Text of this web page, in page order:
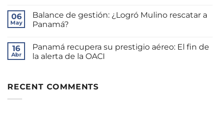
de
Washington:
Trump
nueva
era
para
comentarios
en
Por
no
es
un
empobrecido
06
May
Balance de gestión: ¿Logró Mulino rescatar a
Panamá?
comentarios
en
Balance
Mulino
rescatar
16
Abr
Panamá recupera su prestigio aéreo: El fin de
la alerta de la OACI
en
Panamá
RECENT COMMENTS